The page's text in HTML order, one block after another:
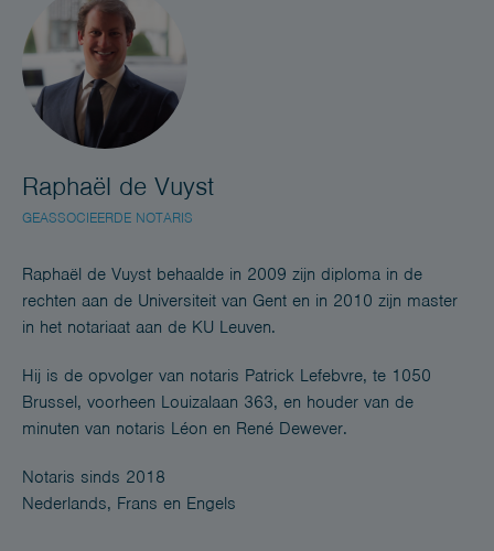
Raphaël de Vuyst
GEASSOCIEERDE NOTARIS
Raphaël de Vuyst behaalde in 2009 zijn diploma in de
rechten aan de Universiteit van Gent en in 2010 zijn master
in het notariaat aan de KU Leuven.
Hij is de opvolger van notaris Patrick Lefebvre, te 1050
Brussel, voorheen Louizalaan 363, en houder van de
minuten van notaris Léon en René Dewever.
Notaris sinds 2018
Nederlands, Frans en Engels